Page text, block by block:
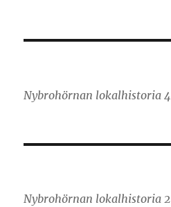
Nybrohörnan lokalhistoria 4
Nybrohörnan lokalhistoria 2